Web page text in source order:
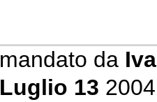
mandato da
Luglio 13 2004